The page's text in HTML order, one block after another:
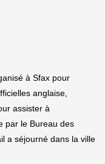
à Sfax pour
anglaise,
assister à
par le Bureau des
a séjourné dans la ville